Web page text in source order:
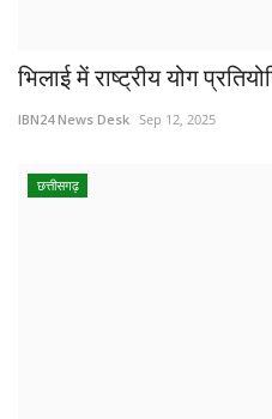
भिलाई में राष्ट्रीय योग
IBN24 News Desk Sep 12, 2025
छत्तीसगढ़